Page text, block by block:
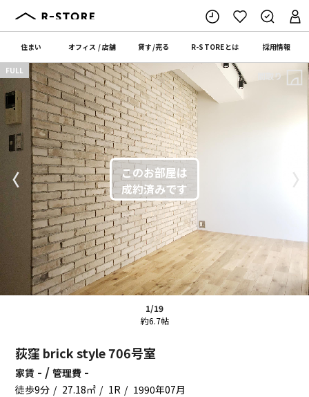
住まい オフィス /店舗 貸す/売る R-STOREとは 採用情報
1/19
約6.7帖
〈 〉
FULL 間取り
荻窪 brick style 706号室
家賃 - /管理費 -
徒歩9分 27.18㎡ 1R 1990年07月